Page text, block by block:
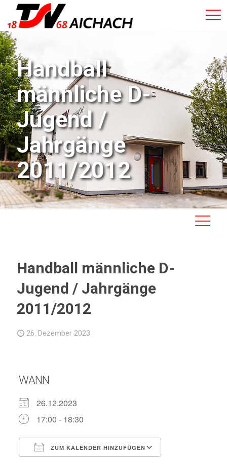
Handball
männliche D-
Jugend /
Jahrgänge
2011/2012
Handball männliche D-
Jugend / Jahrgänge
2011/2012
26. Dezember 2023
WANN
26.12.2023
17:00 - 18:30
ZUM KALENDER HINZUFÜGEN